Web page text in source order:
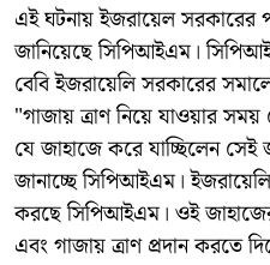
এই ঘটনায় ইজরায়েল সরকারের
জানিয়েছে সিপিআইএম।
বেবি ইজরায়েলি সরকারের
"গাজায় ত্রাণ নিয়ে যাওয়ার সময়
যে জাহাজে করে যাচ্ছিলেন সেই
জানাচ্ছে সিপিআইএম।
করছে সিপিআইএম। ওই জাহাজের
এবং গাজায় ত্রাণ প্রদান করতে